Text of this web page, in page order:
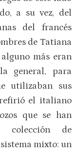
a su vez, del
del francés
de Tatiana
más eran
general, para
utilizaban sus
el italiano
que se han
colección de
mixto: un